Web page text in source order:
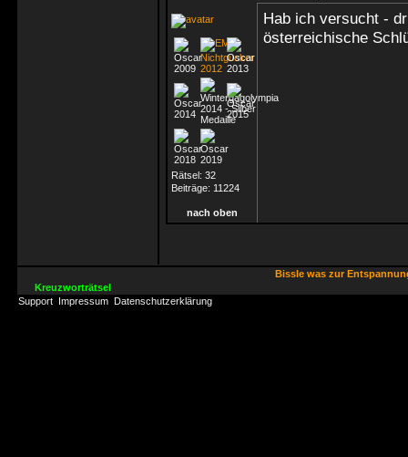
Rätsel: 32
Beiträge: 11224
Hab ich versucht -
österreichische
nach oben
Bissle was zur
Kreuzworträtsel
Support Impressum Datenschutzerklärung